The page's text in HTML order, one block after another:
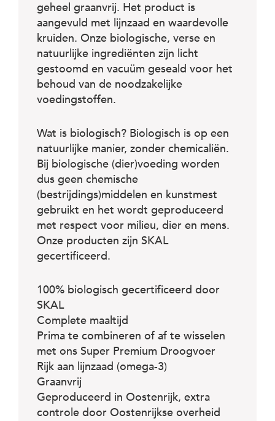
geheel graanvrij. Het product is
aangevuld met lijnzaad en waardevolle
kruiden. Onze biologische, verse en
natuurlijke ingrediënten zijn licht
gestoomd en vacuüm geseald voor het
behoud van de noodzakelijke
voedingstoffen.
Wat is biologisch? Biologisch is op een
natuurlijke manier, zonder chemicaliën.
Bij biologische (dier)voeding worden
dus geen chemische
(bestrijdings)middelen en kunstmest
gebruikt en het wordt geproduceerd
met respect voor milieu, dier en mens.
Onze producten zijn SKAL
gecertificeerd.
100% biologisch gecertificeerd door
SKAL
Complete maaltijd
Prima te combineren of af te wisselen
met ons Super Premium Droogvoer
Rijk aan lijnzaad (omega-3)
Graanvrij
Geproduceerd in Oostenrijk, extra
controle door Oostenrijkse overheid